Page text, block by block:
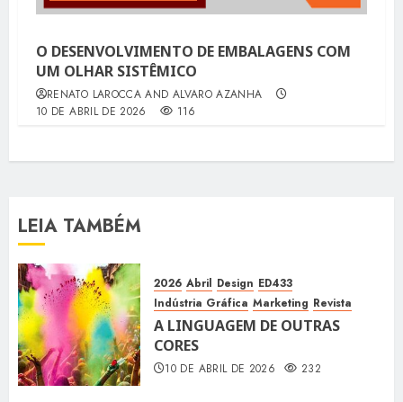
O DESENVOLVIMENTO DE EMBALAGENS COM
UM OLHAR SISTÊMICO
RENATO LAROCCA AND ALVARO AZANHA
10 DE ABRIL DE 2026
116
LEIA TAMBÉM
2026 Abril Design ED433
Indústria Gráfica Marketing Revista
A LINGUAGEM DE OUTRAS
CORES
10 DE ABRIL DE 2026 232